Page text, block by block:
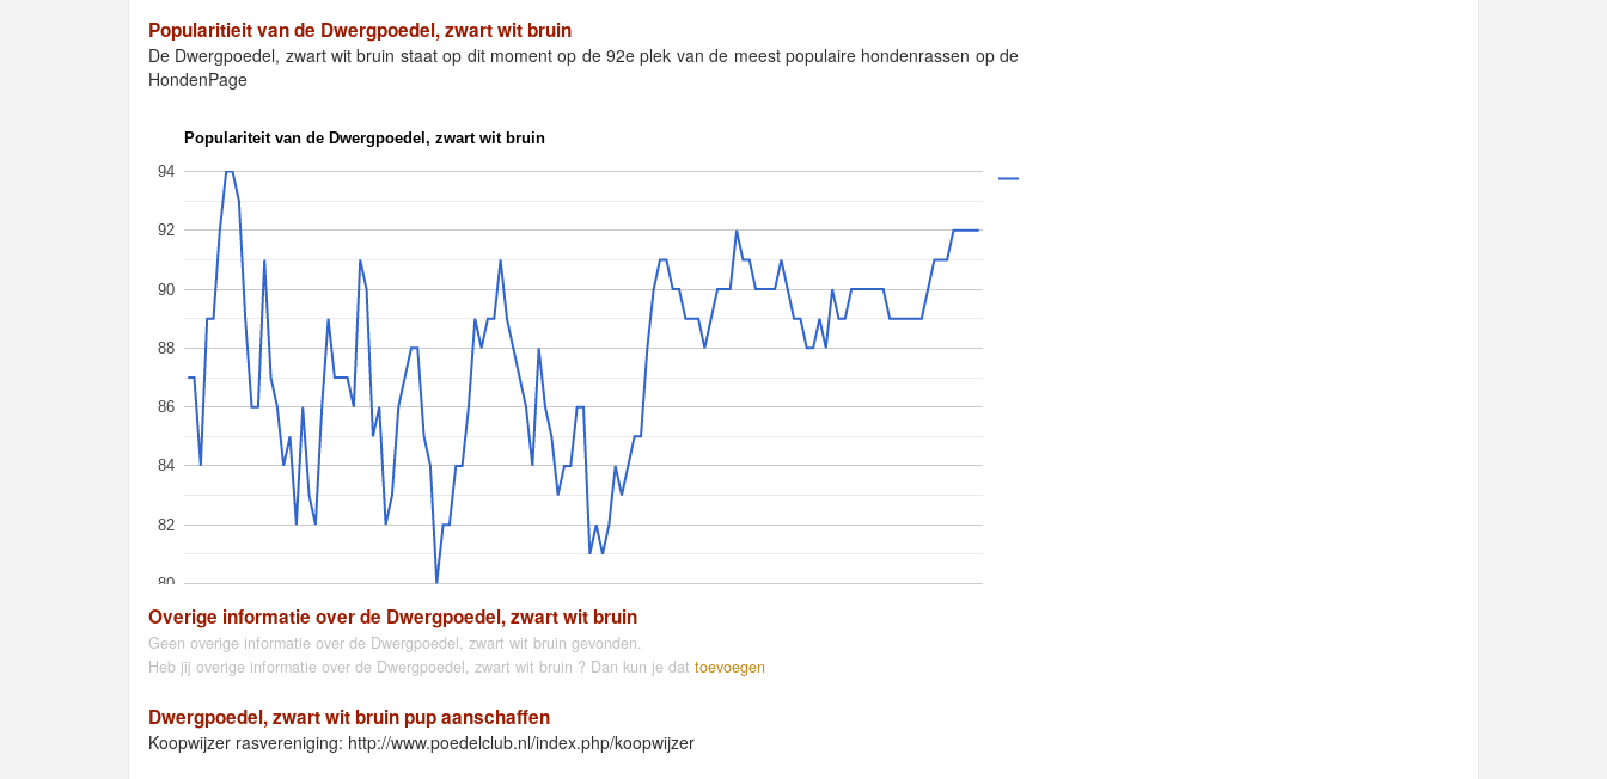
Popularitieit van de Dwergpoedel, zwart wit bruin
De Dwergpoedel, zwart wit bruin staat op dit moment op de 92e plek van de meest populaire hondenrassen op de
HondenPage
Populariteit van de Dwergpoedel, zwart wit bruin
80
82
84
86
88
90
92
94
Overige informatie over de Dwergpoedel, zwart wit bruin
Geen overige informatie over de Dwergpoedel, zwart wit bruin gevonden.
Heb jij overige informatie over de Dwergpoedel, zwart wit bruin ? Dan kun je dat toevoegen
Dwergpoedel, zwart wit bruin pup aanschaffen
Koopwijzer rasvereniging: http://www.poedelclub.nl/index.php/koopwijzer